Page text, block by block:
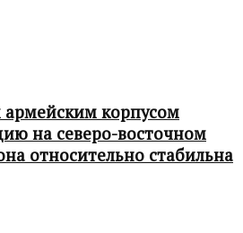
корпусом
на северо-восточном
относительно стабильна